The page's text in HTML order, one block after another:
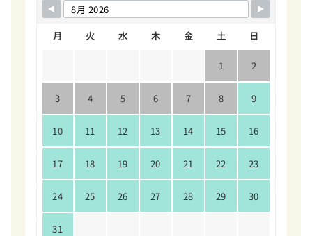
月 火 水 木 金 土 日
1 2
3 4 5 6 7 8 9
10 11 12 13 14 15 16
17 18 19 20 21 22 23
24 25 26 27 28 29 30
31